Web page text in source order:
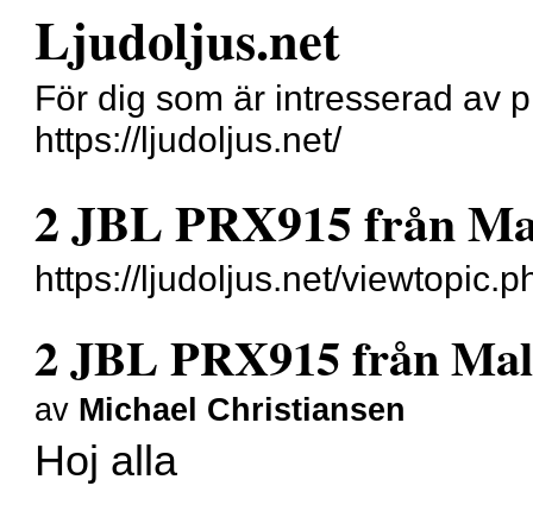
Ljudoljus.net
För dig som är intresserad av
https://ljudoljus.net/
2 JBL PRX915 från
https://ljudoljus.net/
2 JBL PRX915 från
av Michael Christiansen
Hoj alla